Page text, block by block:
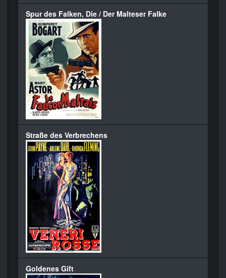
Spur des Falken, Die / Der Malteser Falke
Straße des Verbrechens
Goldenes Gift